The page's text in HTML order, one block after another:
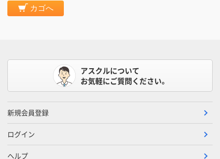
カゴへ
アスクルについて
お気軽にご質問ください。
新規会員登録
ログイン
ヘルプ